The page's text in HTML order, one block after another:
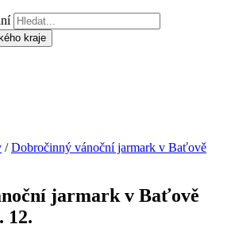
/Dobročinný vánoční jarmark v Baťově
jarmark v Baťově
12.